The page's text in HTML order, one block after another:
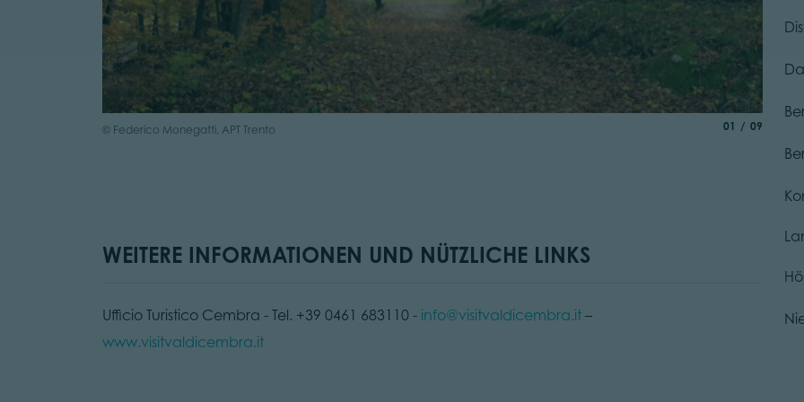
© Federico Monegatti, APT Trento
Lago
01 von
09
WEITERE INFORMATIONEN UND NÜTZLICHE LINKS
Ufficio Turistico Cembra - Tel. +39 0461 683110 - info@visitvaldicembra.it –
www.visitvaldicembra.it